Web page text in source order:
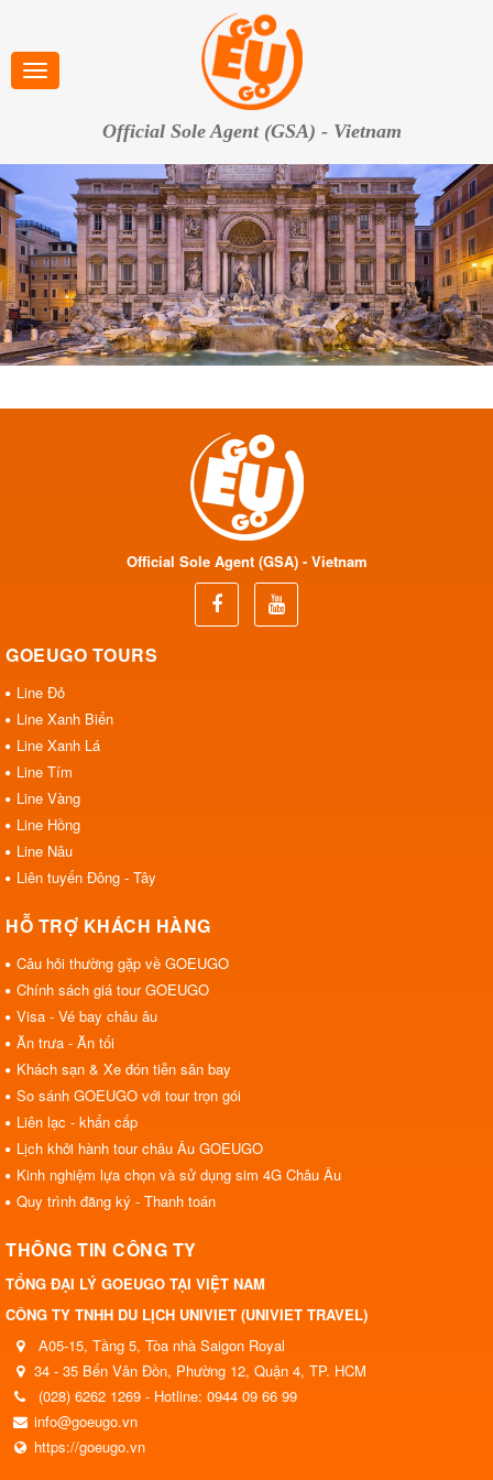
Official Sole Agent (GSA) - Vietnam
Official Sole Agent (GSA) - Vietnam
GOEUGO TOURS
Line Đỏ
Line Xanh Biển
Line Xanh Lá
Line Tím
Line Vàng
Line Hồng
Line Nâu
Liên tuyến Đông - Tây
HỖ TRỢ KHÁCH HÀNG
Câu hỏi thường gặp về GOEUGO
Chính sách giá tour GOEUGO
Visa - Vé bay châu âu
Ăn trưa - Ăn tối
Khách sạn & Xe đón tiễn sân bay
So sánh GOEUGO với tour trọn gói
Liên lạc - khẩn cấp
Lịch khởi hành tour châu Âu GOEUGO
Kinh nghiệm lựa chọn và sử dụng sim 4G Châu Âu
Quy trình đăng ký - Thanh toán
THÔNG TIN CÔNG TY
TỔNG ĐẠI LÝ GOEUGO TẠI VIỆT NAM
CÔNG TY TNHH DU LỊCH UNIVIET (UNIVIET TRAVEL)
A05-15, Tầng 5, Tòa nhà Saigon Royal
34 - 35 Bến Vân Đồn, Phường 12, Quận 4, TP. HCM
(028) 6262 1269 - Hotline: 0944 09 66 99
info@goeugo.vn
https://goeugo.vn